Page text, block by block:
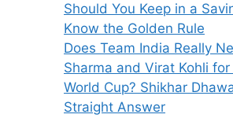
Should You Keep in a
Know the Golden Rule
Does Team India Really
Sharma and Virat Kohli
World Cup? Shikhar
Straight Answer